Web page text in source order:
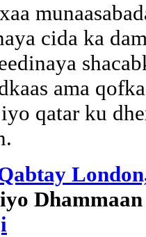
cida ka
ama
qatar ku